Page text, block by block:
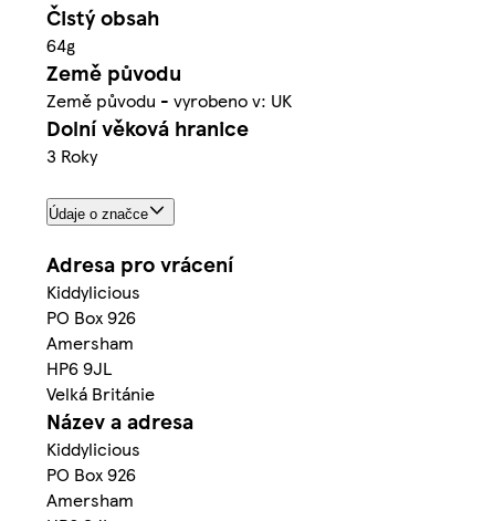
Čistý obsah
64g
Země původu
Země původu - vyrobeno v: UK
Dolní věková hranice
3 Roky
Údaje o značce
Adresa pro vrácení
Kiddylicious
PO Box 926
Amersham
HP6 9JL
Velká Británie
Název a adresa
Kiddylicious
PO Box 926
Amersham